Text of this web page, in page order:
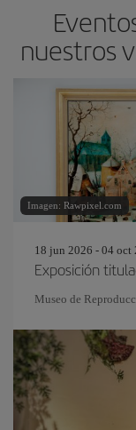
nuestros
Imagen: Rawpixel.com
18 jun 2026 - 04 oct
Exposición
Museo de